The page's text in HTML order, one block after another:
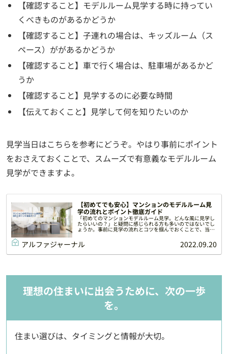
【確認すること】モデルルーム見学する時に持ってい
くべきものがあるかどうか
【確認すること】子連れの場合は、キッズルーム（ス
ペース）ががあるかどうか
【確認すること】車で行く場合は、駐車場があるかど
うか
【確認すること】見学するのに必要な時間
【伝えておくこと】見学して何を知りたいのか
見学当日はこちらを参考にどうぞ。やはり事前にポイント
をおさえておくことで、スムーズで有意義なモデルルーム
見学ができますよ。
【初めてでも安心】マンションのモデルルーム見
学の流れとポイント徹底ガイド
「初めてのマンションモデルルーム見学。どんな風に見学し
たらいいの？」と疑問に感じられる方も多いのではないでし
ょうか。事前に見学の流れとコツを掴んでおくことで、当日
ポイントをご紹介します。
アルファジャーナル 2022.09.20
理想の住まいに出会うために、次の一歩
を。
住まい選びは、タイミングと情報が大切。